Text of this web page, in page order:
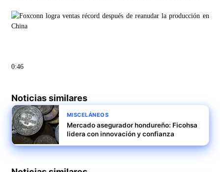
0:46
Noticias similares
MISCELÁNEOS
Mercado asegurador hondureño: Ficohsa
lidera con innovación y confianza